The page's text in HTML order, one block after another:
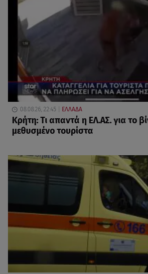
08.08.26, 22:45 ΕΛΛΑΔΑ
Κρήτη: Τι απαντά η ΕΛ.ΑΣ. για το
μεθυσμένο τουρίστα